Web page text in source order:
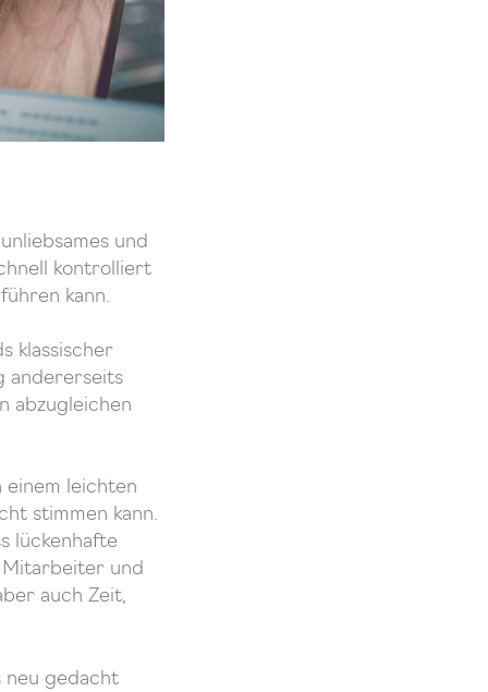
und
kontrolliert
kann.
klassischer
andererseits
abzugleichen
einem leichten
stimmen kann.
lückenhafte
Mitarbeiter und
auch Zeit,
neu gedacht